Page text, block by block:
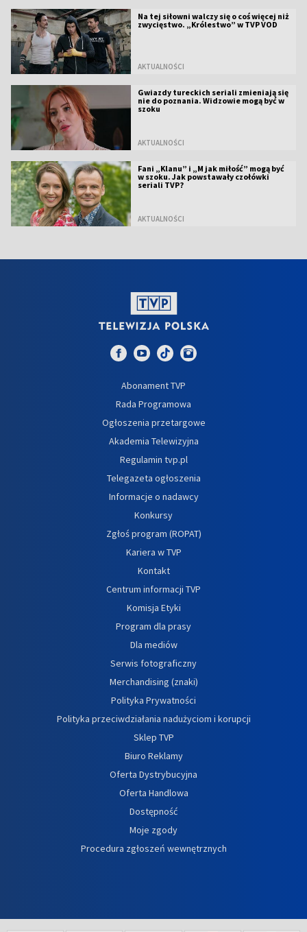
Na tej siłowni walczy się o coś więcej niż
zwycięstwo. „Królestwo” w TVP VOD
AKTUALNOŚCI
Gwiazdy tureckich seriali zmieniają się
nie do poznania. Widzowie mogą być w
szoku
AKTUALNOŚCI
Fani „Klanu” i „M jak miłość” mogą być
w szoku. Jak powstawały czołówki
seriali TVP?
AKTUALNOŚCI
Abonament TVP
Rada Programowa
Ogłoszenia przetargowe
Akademia Telewizyjna
Regulamin tvp.pl
Telegazeta ogłoszenia
Informacje o nadawcy
Konkursy
Zgłoś program (ROPAT)
Kariera w TVP
Kontakt
Centrum informacji TVP
Komisja Etyki
Program dla prasy
Dla mediów
Serwis fotograficzny
Merchandising (znaki)
Polityka Prywatności
Polityka przeciwdziałania nadużyciom i korupcji
Sklep TVP
Biuro Reklamy
Oferta Dystrybucyjna
Oferta Handlowa
Dostępność
Moje zgody
Procedura zgłoszeń wewnętrznych